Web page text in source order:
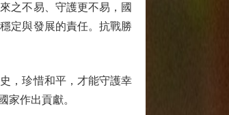
之不易、守護更不易，國
定與發展的責任。抗戰勝
，珍惜和平，才能守護幸
家作出貢獻。